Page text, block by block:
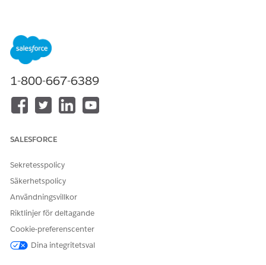
driven analys baserat på en
dokumentbearbetningskonfiguration.
LÖSTE DENNA ARTIKEL DITT PROBLEM?
1-800-667-6389
SALESFORCE
Sekretesspolicy
Säkerhetspolicy
Användningsvillkor
Riktlinjer för deltagande
Cookie-preferenscenter
Dina integritetsval